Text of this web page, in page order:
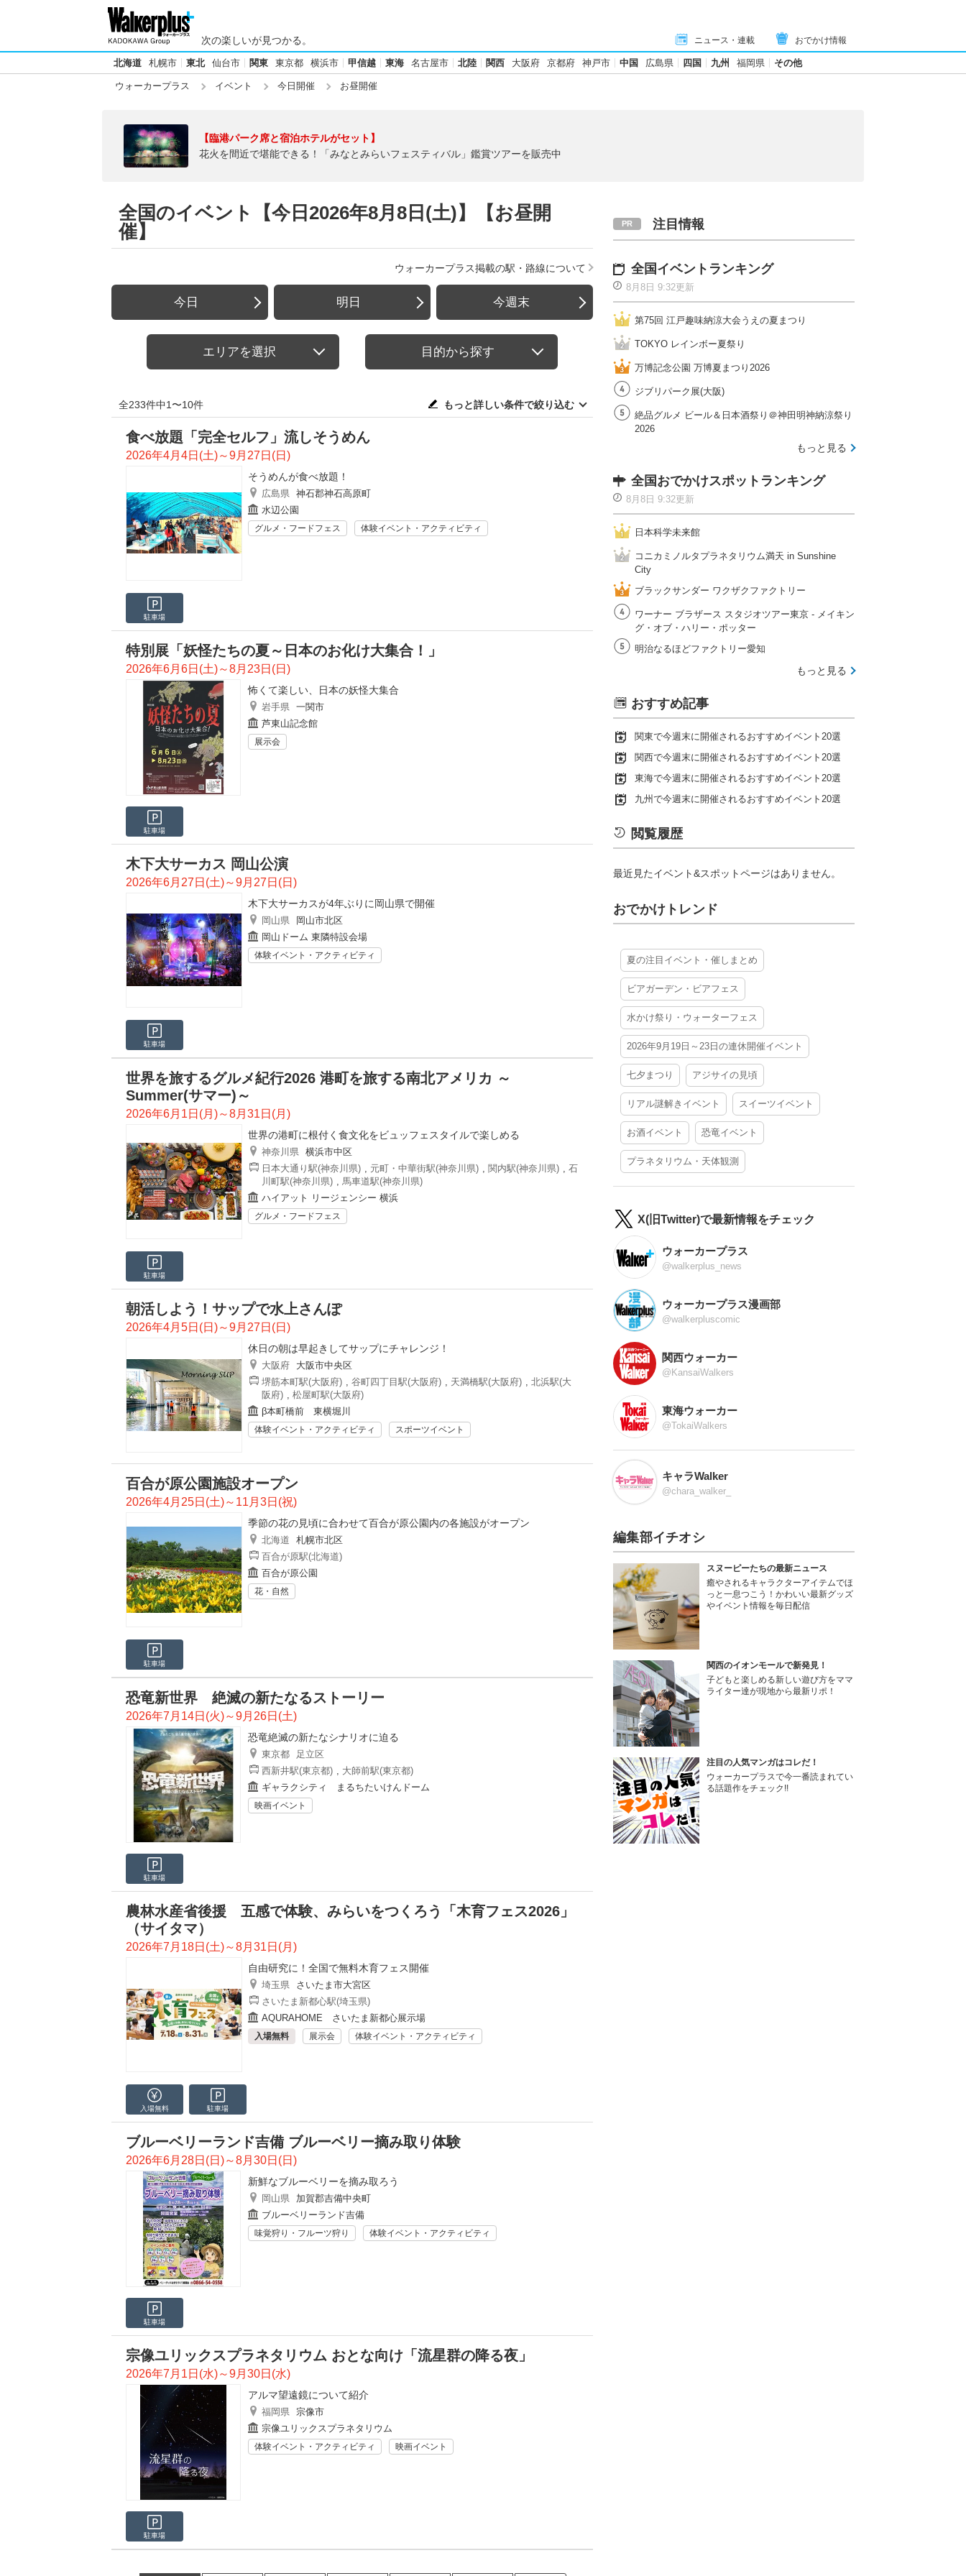
次の楽しいが見つかる。 ニュース・連載 おでかけ情報
北海道 札幌市 東北 仙台市 関東 東京都 横浜市 甲信越 東海 名古屋市 北陸 関西 大阪府 京都府 神戸市 中国 広島県 四国 九州 福岡県 その他
ウォーカープラス イベント 今日開催 お昼開催
【臨港パーク席と宿泊ホテルがセット】
花火を間近で堪能できる！「みなとみらいフェスティバル」鑑賞ツアーを販売中
全国のイベント【今日2026年8月8日(土)】【お昼開
催】
ウォーカープラス掲載の駅・路線について
今日 明日 今週末
エリアを選択 目的から探す
全233件中1〜10件 もっと詳しい条件で絞り込む
食べ放題「完全セルフ」流しそうめん
2026年4月4日(土)～9月27日(日)
そうめんが食べ放題！
広島県 神石郡神石高原町
水辺公園
グルメ・フードフェス 体験イベント・アクティビティ
駐車場
特別展「妖怪たちの夏～日本のお化け大集合！」
2026年6月6日(土)～8月23日(日)
怖くて楽しい、日本の妖怪大集合
岩手県 一関市
芦東山記念館
展示会
駐車場
木下大サーカス 岡山公演
2026年6月27日(土)～9月27日(日)
木下大サーカスが4年ぶりに岡山県で開催
岡山県
岡山市北区
岡山ドーム 東隣特設会場
体験イベント・アクティビティ
駐車場
世界を旅するグルメ紀行2026 港町を旅する南北アメリカ ～
Summer(サマー)～
2026年6月1日(月)～8月31日(月)
世界の港町に根付く食文化をビュッフェスタイルで楽しめる
神奈川県 横浜市中区
日本大通り駅(神奈川県) , 元町・中華街駅(神奈川県) , 関内駅(神奈川県) , 石
川町駅(神奈川県) , 馬車道駅(神奈川県)
ハイアット リージェンシー 横浜
グルメ・フードフェス
駐車場
朝活しよう！サップで水上さんぽ
2026年4月5日(日)～9月27日(日)
休日の朝は早起きしてサップにチャレンジ！
大阪府
大阪市中央区
堺筋本町駅(大阪府) , 谷町四丁目駅(大阪府) , 天満橋駅(大阪府) , 北浜駅(大
阪府) , 松屋町駅(大阪府)
β本町橋前 東横堀川
体験イベント・アクティビティ スポーツイベント
百合が原公園施設オープン
2026年4月25日(土)～11月3日(祝)
季節の花の見頃に合わせて百合が原公園内の各施設がオープン
北海道
札幌市北区
百合が原駅(北海道)
百合が原公園
花・自然
駐車場
恐竜新世界 絶滅の新たなるストーリー
2026年7月14日(火)～9月26日(土)
恐竜絶滅の新たなシナリオに迫る
東京都
足立区
西新井駅(東京都) , 大師前駅(東京都)
ギャラクシティ まるちたいけんドーム
映画イベント
駐車場
農林水産省後援 五感で体験、みらいをつくろう「木育フェス2026」
（サイタマ）
2026年7月18日(土)～8月31日(月)
自由研究に！全国で無料木育フェス開催
埼玉県
さいたま市大宮区
さいたま新都心駅(埼玉県)
AQURAHOME さいたま新都心展示場
入場無料 展示会 体験イベント・アクティビティ
入場無料 駐車場
ブルーベリーランド吉備 ブルーベリー摘み取り体験
2026年6月28日(日)～8月30日(日)
新鮮なブルーベリーを摘み取ろう
岡山県
加賀郡吉備中央町
ブルーベリーランド吉備
味覚狩り・フルーツ狩り 体験イベント・アクティビティ
駐車場
宗像ユリックスプラネタリウム おとな向け「流星群の降る夜」
2026年7月1日(水)～9月30日(水)
アルマ望遠鏡について紹介
福岡県 宗像市
宗像ユリックスプラネタリウム
体験イベント・アクティビティ 映画イベント
駐車場
注目情報
全国イベントランキング
8月8日 9:32更新
第75回 江戸趣味納涼大会うえの夏まつり
TOKYO レインボー夏祭り
万博記念公園 万博夏まつり2026
ジブリパーク展(大阪)
絶品グルメ ビール＆日本酒祭り＠神田明神納涼祭り
2026
もっと見る
全国おでかけスポットランキング
8月8日 9:32更新
日本科学未来館
コニカミノルタプラネタリウム満天 in Sunshine
City
ブラックサンダー ワクザクファクトリー
ワーナー ブラザース スタジオツアー東京 ‐ メイキン
グ・オブ・ハリー・ポッター
明治なるほどファクトリー愛知
もっと見る
おすすめ記事
関東で今週末に開催されるおすすめイベント20選
関西で今週末に開催されるおすすめイベント20選
東海で今週末に開催されるおすすめイベント20選
九州で今週末に開催されるおすすめイベント20選
閲覧履歴
最近見たイベント&スポットページはありません。
おでかけトレンド
夏の注目イベント・催しまとめ
ビアガーデン・ビアフェス
水かけ祭り・ウォーターフェス
2026年9月19日～23日の連休開催イベント
七夕まつり アジサイの見頃
リアル謎解きイベント スイーツイベント
お酒イベント 恐竜イベント
プラネタリウム・天体観測
X(旧Twitter)で最新情報をチェック
ウォーカープラス
@walkerplus_news
ウォーカープラス漫画部
@walkerpluscomic
関西ウォーカー
@KansaiWalkers
東海ウォーカー
@TokaiWalkers
キャラWalker
@chara_walker_
編集部イチオシ
スヌーピーたちの最新ニュース
癒やされるキャラクターアイテムでほ
っと一息つこう！かわいい最新グッズ
やイベント情報を毎日配信
関西のイオンモールで新発見！
子どもと楽しめる新しい遊び方をママ
ライター達が現地から最新リポ！
注目の人気マンガはコレだ！
ウォーカープラスで今一番読まれてい
る話題作をチェック!!